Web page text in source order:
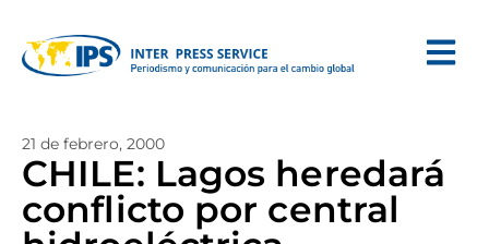
21 de febrero, 2000
CHILE: Lagos heredará
conflicto por central